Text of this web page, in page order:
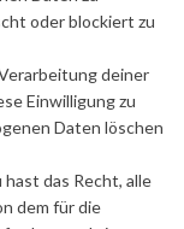
oder blockiert zu
deiner
Einwilligung zu
Daten löschen
das Recht, alle
dem für die